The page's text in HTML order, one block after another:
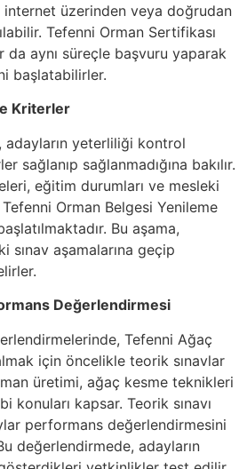
internet üzerinden veya doğrudan
Tefenni Orman Sertifikası
aynı süreçle başvuru yaparak
başlatabilirler.
Kriterler
adayların yeterliliği kontrol
sağlanıp sağlanmadığına bakılır.
eğitim durumları ve mesleki
Orman Belgesi Yenileme
Bu aşama,
sınav aşamalarına geçip
Değerlendirmesi
Tefenni Ağaç
için öncelikle teorik sınavlar
üretimi, ağaç kesme teknikleri
konuları kapsar. Teorik sınavı
performans değerlendirmesini
değerlendirmede, adayların